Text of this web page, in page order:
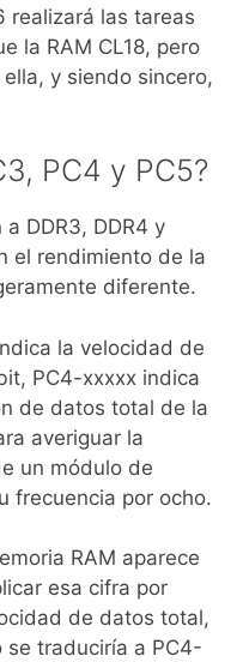
realizará las tareas
la RAM CL18, pero
y siendo sincero,
PC4 y PC5?
DDR3, DDR4 y
el rendimiento de la
diferente.
la velocidad de
PC4-xxxxx indica
de datos total de la
averiguar la
un módulo de
frecuencia por ocho.
RAM aparece
esa cifra por
de datos total,
traduciría a PC4-